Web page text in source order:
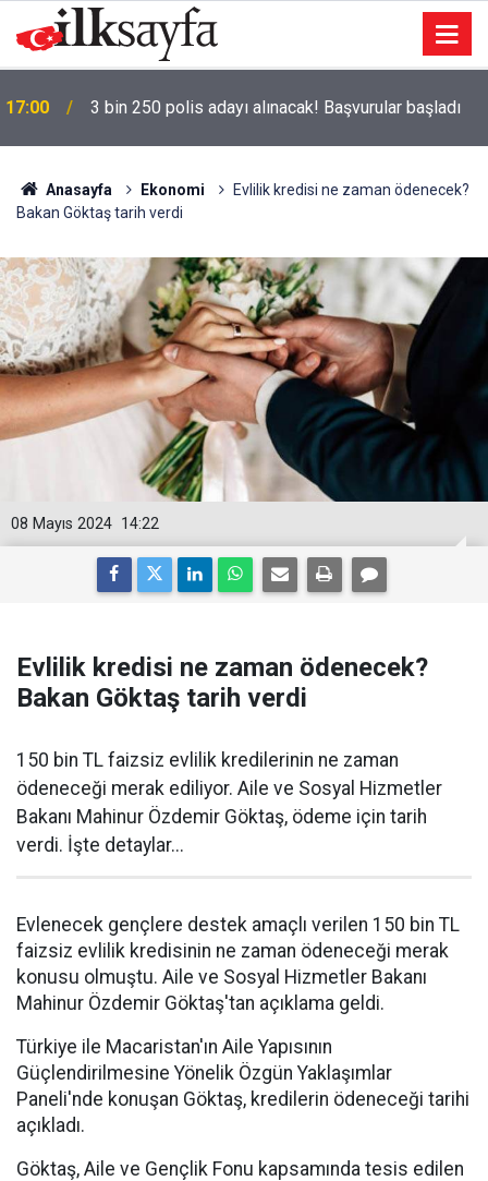
17:00 3 bin 250 polis adayı alınacak! Başvurular başladı
Anasayfa Ekonomi
Evlilik kredisi ne zaman ödenecek?
Bakan Göktaş tarih verdi
14:22
08 Mayıs 2024
Evlilik kredisi ne zaman ödenecek?
Bakan Göktaş tarih verdi
150 bin TL faizsiz evlilik kredilerinin ne zaman
ödeneceği merak ediliyor. Aile ve Sosyal Hizmetler
Bakanı Mahinur Özdemir Göktaş, ödeme için tarih
verdi. İşte detaylar...
Evlenecek gençlere destek amaçlı verilen 150 bin TL
faizsiz evlilik kredisinin ne zaman ödeneceği merak
konusu olmuştu. Aile ve Sosyal Hizmetler Bakanı
Mahinur Özdemir Göktaş'tan açıklama geldi.
Türkiye ile Macaristan'ın Aile Yapısının
Güçlendirilmesine Yönelik Özgün Yaklaşımlar
Paneli'nde konuşan Göktaş, kredilerin ödeneceği tarihi
açıkladı.
Göktaş, Aile ve Gençlik Fonu kapsamında tesis edilen